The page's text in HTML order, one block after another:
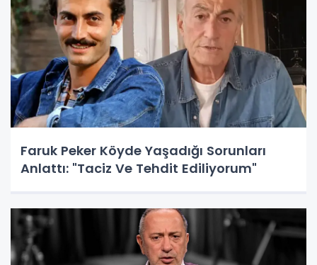
Faruk Peker Köyde Yaşadığı Sorunları
Anlattı: "Taciz Ve Tehdit Ediliyorum"